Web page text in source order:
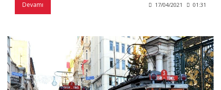
Devamı 17/04/2021 01:31